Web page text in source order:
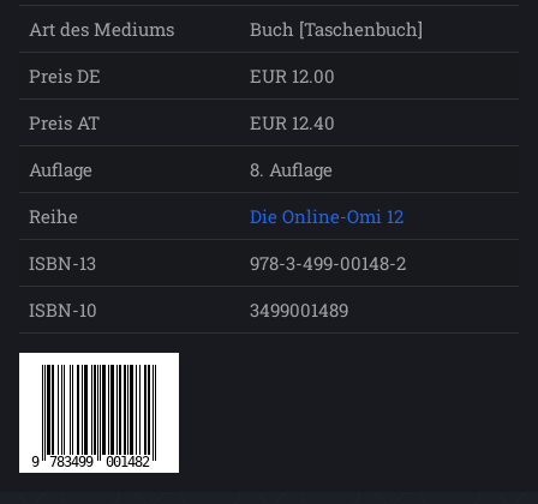
Art des Mediums
Buch [Taschenbuch]
Preis DE
EUR 12.00
Preis AT
EUR 12.40
Auflage
8. Auflage
Reihe
Die Online-Omi 12
ISBN-13
978-3-499-00148-2
ISBN-10
3499001489